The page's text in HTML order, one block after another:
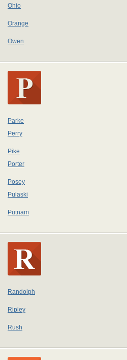
Ohio
Orange
Owen
Parke
Perry
Pike
Porter
Posey
Pulaski
Putnam
Randolph
Ripley
Rush